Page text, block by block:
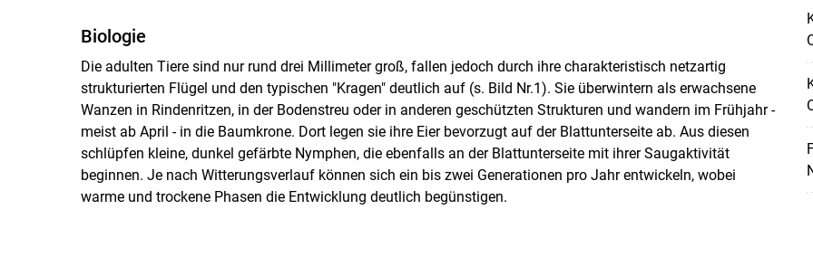
Biologie
Die adulten Tiere sind nur rund drei Millimeter groß, fallen jedoch durch ihre charakteristisch netzartig
strukturierten Flügel und den typischen "Kragen" deutlich auf (s. Bild Nr.1). Sie überwintern als erwachsene
Wanzen in Rindenritzen, in der Bodenstreu oder in anderen geschützten Strukturen und wandern im Frühjahr -
meist ab April - in die Baumkrone. Dort legen sie ihre Eier bevorzugt auf der Blattunterseite ab. Aus diesen
schlüpfen kleine, dunkel gefärbte Nymphen, die ebenfalls an der Blattunterseite mit ihrer Saugaktivität
beginnen. Je nach Witterungsverlauf können sich ein bis zwei Generationen pro Jahr entwickeln, wobei
warme und trockene Phasen die Entwicklung deutlich begünstigen.